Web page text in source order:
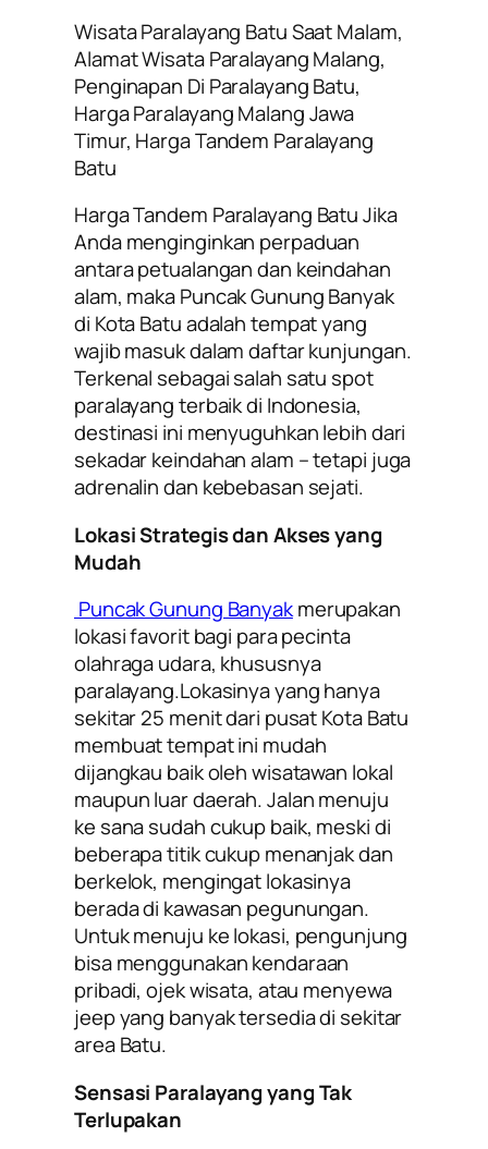
Wisata Paralayang Batu Saat Malam,
Alamat Wisata Paralayang Malang,
Penginapan Di Paralayang Batu,
Harga Paralayang Malang Jawa
Timur, Harga Tandem Paralayang
Batu
Harga Tandem Paralayang Batu Jika
Anda menginginkan perpaduan
antara petualangan dan keindahan
alam, maka Puncak Gunung Banyak
di Kota Batu adalah tempat yang
wajib masuk dalam daftar kunjungan.
Terkenal sebagai salah satu spot
paralayang terbaik di Indonesia,
destinasi ini menyuguhkan lebih dari
sekadar keindahan alam – tetapi juga
adrenalin dan kebebasan sejati.
Lokasi Strategis dan Akses yang
Mudah
Puncak Gunung Banyakmerupakan
lokasi favorit bagi para pecinta
olahraga udara, khususnya
paralayang.Lokasinya yang hanya
sekitar 25 menit dari pusat Kota Batu
membuat tempat ini mudah
dijangkau baik oleh wisatawan lokal
maupun luar daerah. Jalan menuju
ke sana sudah cukup baik, meski di
beberapa titik cukup menanjak dan
berkelok, mengingat lokasinya
berada di kawasan pegunungan.
Untuk menuju ke lokasi, pengunjung
bisa menggunakan kendaraan
pribadi, ojek wisata, atau menyewa
jeep yang banyak tersedia di sekitar
area Batu.
Sensasi Paralayang yang Tak
Terlupakan